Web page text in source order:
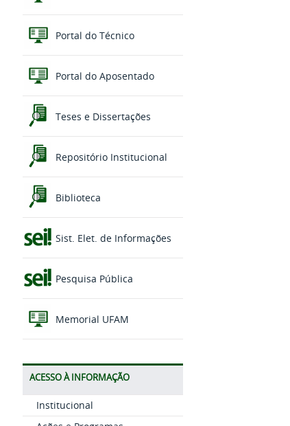
Portal do Técnico
Portal do Aposentado
Teses e Dissertações
Repositório Institucional
Biblioteca
Sist. Elet. de Informações
Pesquisa Pública
Memorial UFAM
ACESSO À INFORMAÇÃO
Institucional